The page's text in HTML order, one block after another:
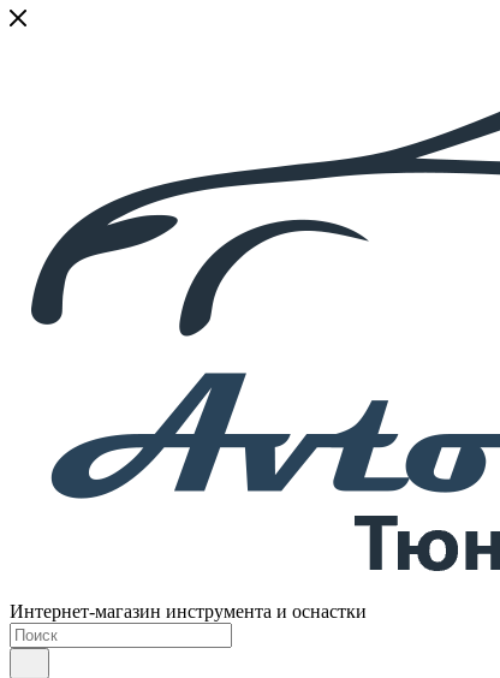
Интернет-магазин инструмента и оснастки